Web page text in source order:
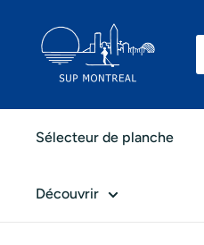
contenu
SUP
Montréal
Sélecteur de planche
Découvrir